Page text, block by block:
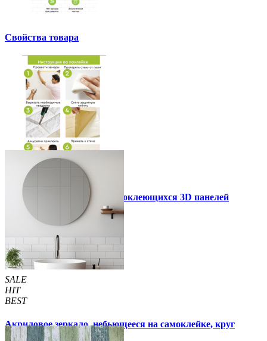
Свойства товара
Инструкция установки самоклеющихся 3D панелей
Другие так же купили
SALE
HIT
BEST
Акриловое зеркало, небьющееся на самоклейке, круг
330х330х2мм (750)